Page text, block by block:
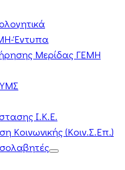
Έντυπα
Μερίδας ΓΕΜΗ
Ι.Κ.Ε.
Κοινωνικής (Κοιν.Σ.Επ.)